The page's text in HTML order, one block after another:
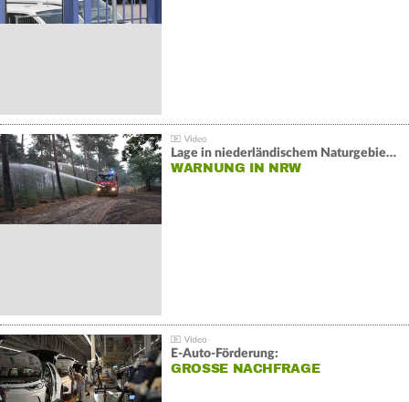
Lage in niederländischem Naturgebiet stabil
WARNUNG IN NRW
E-Auto-Förderung:
GROSSE NACHFRAGE